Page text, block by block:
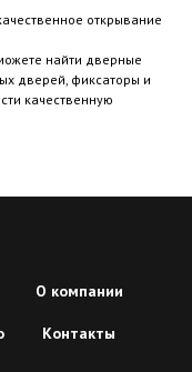
открывание
найти дверные
дверей, фиксаторы и
качественную
О компании
Контакты